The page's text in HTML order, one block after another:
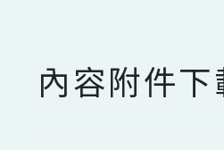
內容附件下